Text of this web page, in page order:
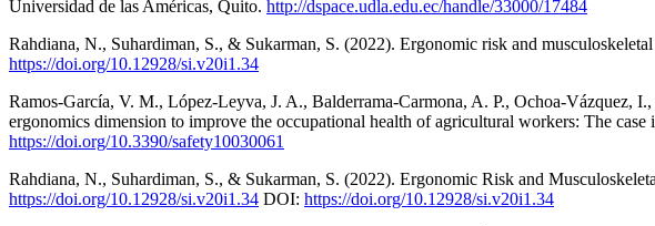
Universidad de las Américas, Quito. http://dspace.udla.edu.ec/handle/33000/17484
Rahdiana, N., Suhardiman, S., & Sukarman, S. (2022). Ergonomic risk and
https://doi.org/10.12928/si.v20i1.34
Ramos-García, V. M., López-Leyva, J. A., Balderrama-Carmona, A. P., Ochoa-Vázquez,
ergonomics dimension to improve the occupational health of agricultural workers: The
https://doi.org/10.3390/safety10030061
Rahdiana, N., Suhardiman, S., & Sukarman, S. (2022). Ergonomic Risk and
https://doi.org/10.12928/si.v20i1.34 DOI: https://doi.org/10.12928/si.v20i1.34